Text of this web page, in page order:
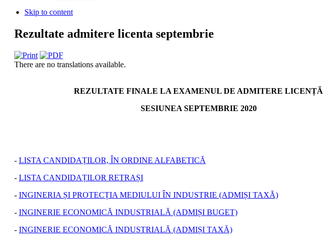
Skip to content
Rezultate admitere licenta septembrie
There are no translations available.
REZULTATE FINALE LA EXAMENUL DE ADMITERE LICENȚĂ
SESIUNEA SEPTEMBRIE 2020
- LISTA CANDIDAȚILOR, ÎN ORDINE ALFABETICĂ
- LISTA CANDIDAȚILOR RETRAȘI
- INGINERIA ȘI PROTECȚIA MEDIULUI ÎN INDUSTRIE (ADMIȘI TAXĂ)
- INGINERIE ECONOMICĂ INDUSTRIALĂ (ADMIȘI BUGET)
- INGINERIE ECONOMICĂ INDUSTRIALĂ (ADMIȘI TAXĂ)